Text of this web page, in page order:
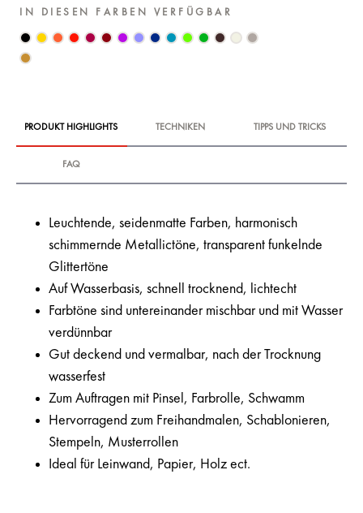
IN DIESEN FARBEN VERFÜGBAR
PRODUKT HIGHLIGHTS TECHNIKEN TIPPS UND TRICKS
FAQ
Leuchtende, seidenmatte Farben, harmonisch
schimmernde Metallictöne, transparent funkelnde
Glittertöne
Auf Wasserbasis, schnell trocknend, lichtecht
Farbtöne sind untereinander mischbar und mit Wasser
verdünnbar
Gut deckend und vermalbar, nach der Trocknung
wasserfest
Zum Auftragen mit Pinsel, Farbrolle, Schwamm
Hervorragend zum Freihandmalen, Schablonieren,
Stempeln, Musterrollen
Ideal für Leinwand, Papier, Holz ect.